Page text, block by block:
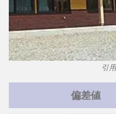
引
偏差値